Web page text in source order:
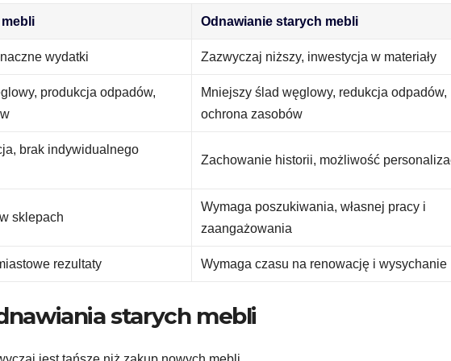
Odnawianie starych mebli
wydatki Zazwyczaj niższy, inwestycja w materiały
produkcja odpadów,
Mniejszy ślad węglowy, redukcja odpadów,
ochrona zasobów
brak indywidualnego
Zachowanie historii, możliwość
sklepach
Wymaga poszukiwania, własnej pracy i
zaangażowania
rezultaty Wymaga czasu na renowację i wysychanie
starych mebli